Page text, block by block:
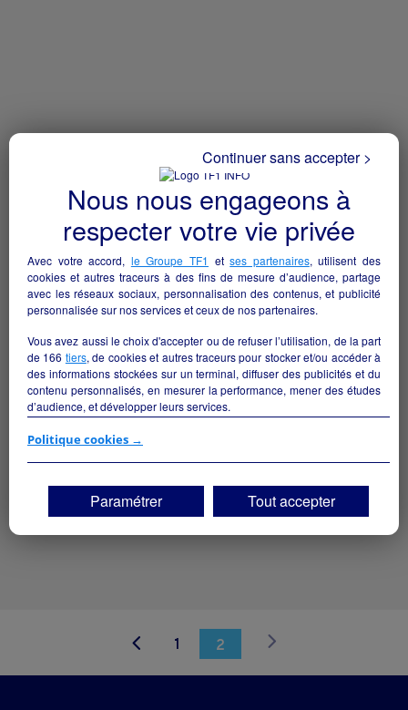
1 2
Nous nous engageons à
respecter votre vie privée
Avec votre accord, le Groupe TF1 etses partenaires, utilisent des
cookies et autres traceurs à des fins de mesure d’audience, partage
avec les réseaux sociaux, personnalisation des contenus, et publicité
personnalisée sur nos services et ceux de nos partenaires.
Vous avez aussi le choix d'accepter ou de refuser l’utilisation, de la part
de 166 tiers, de cookies et autres traceurs pour stocker et/ou accéder à
des informations stockées sur un terminal, diffuser des publicités et du
contenu personnalisés, en mesurer la performance, mener des études
d’audience, et développer leurs services.
Si vous continuez sans accepter, les fonctionnalités liées à la
vos centres d'intérêt. Seuls lescookies/traceurs techniquesseront
déposés et lus sur votre terminal.
Vous pouvez exprimer vos choix en cliquant sur "Tout accepter",
Politique cookies →
Paramétrer
Continuer sans accepter >
Tout accepter